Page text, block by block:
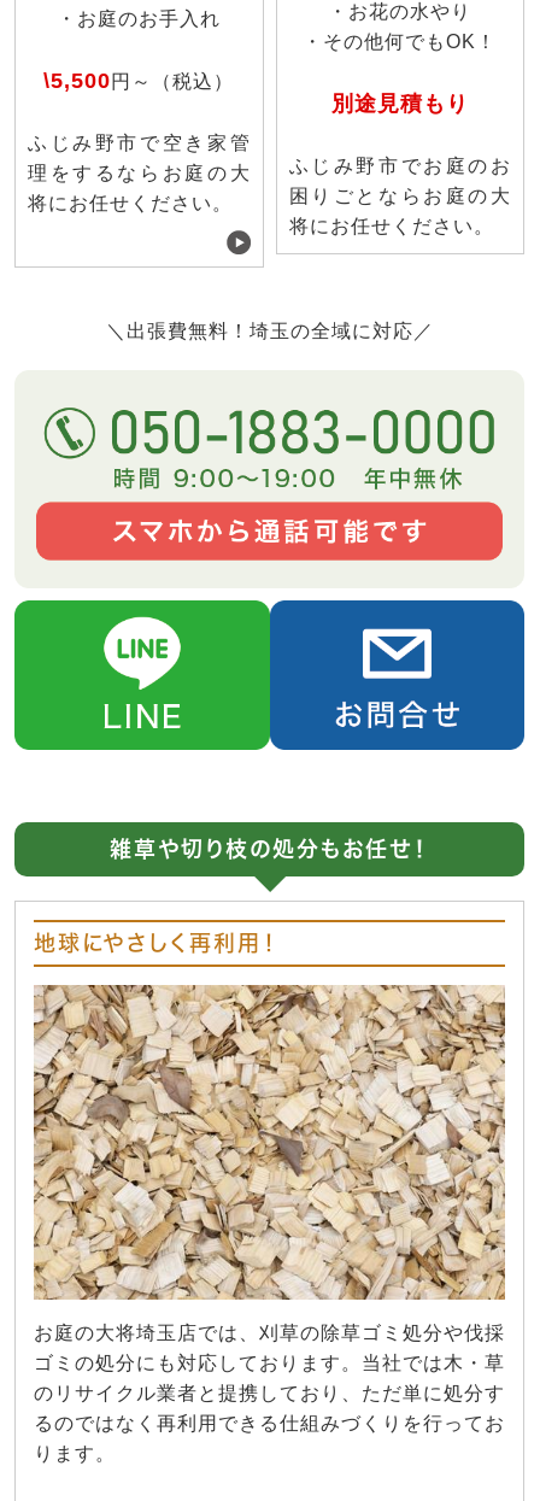
・お庭のお手入れ
\5,500円～（税込）
ふじみ野市で空き家管
理をするならお庭の大
将にお任せください。
・お花の水やり
・その他何でもOK！
別途見積もり
ふじみ野市でお庭のお
困りごとならお庭の大
将にお任せください。
＼出張費無料！埼玉の全域に対応／
雑草や切り枝の処分もお任せ！
地球にやさしく再利用！
お庭の大将埼玉店では、刈草の除草ゴミ処分や伐採
ゴミの処分にも対応しております。当社では木・草
のリサイクル業者と提携しており、ただ単に処分す
るのではなく再利用できる仕組みづくりを行ってお
ります。